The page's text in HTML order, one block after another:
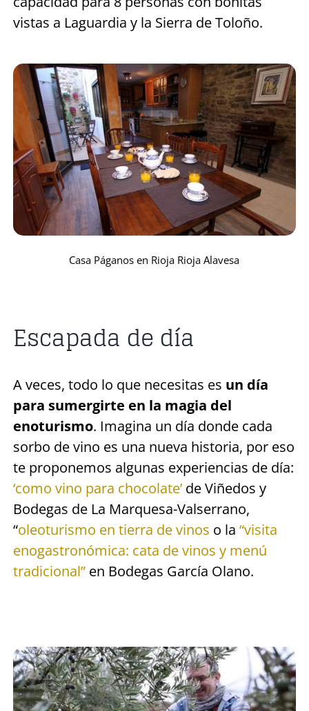
vistas a Laguardia y la Sierra de Toloño.
Casa Páganos en Rioja Rioja Alavesa
Escapada de día
A veces, todo lo que necesitas es un día
para sumergirte en la magia del
enoturismo. Imagina un día donde cada
sorbo de vino es una nueva historia, por eso
te proponemos algunas experiencias de día:
‘como vino para chocolate’de Viñedos y
Bodegas de La Marquesa-Valserrano,
“oleoturismo en tierra de vinos o la “visita
enogastronómica: cata de vinos y menú
tradicional”en Bodegas García Olano.